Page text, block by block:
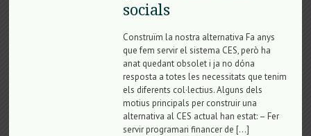
socials
Construïm la nostra alternativa Fa anys
que fem servir el sistema CES, però ha
anat quedant obsolet i ja no dóna
resposta a totes les necessitats que tenim
els diferents col·lectius. Alguns dels
motius principals per construir una
alternativa al CES actual han estat: – Fer
servir programari financer de […]